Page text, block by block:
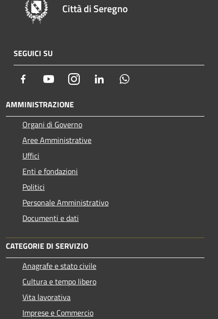
Città di Seregno
SEGUICI SU
Facebook YoutubeInstagram LinkedIn
AMMINISTRAZIONE
Organi di Governo
Aree Amministrative
Uffici
Enti e fondazioni
Politici
Personale Amministrativo
Documenti e dati
CATEGORIE DI SERVIZIO
Anagrafe e stato civile
Cultura e tempo libero
Vita lavorativa
Imprese e Commercio